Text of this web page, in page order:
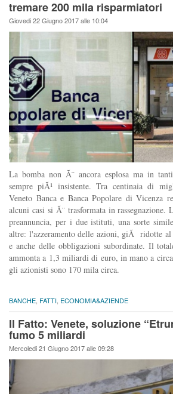
tremare 200 mila risparmiatori
Giovedi 22 Giugno 2017 alle 10:04
La bomba non Ã¨ ancora esplosa ma in
sempre piÃ¹ insistente. Tra centinaia di
Veneto Banca e Banca Popolare di Vicenza
alcuni casi si Ã¨ trasformata in rassegnazione.
preannuncia, per i due istituti, una sorte
altre: l'azzeramento delle azioni, giÃ ridotte
e anche delle obbligazioni subordinate. Il
ammonta a 1,3 miliardi di euro, in mano a
gli azionisti sono 170 mila circa.
BANCHE FATTI ECONOMIA&AZIENDE
Il Fatto: Venete, soluzione
fumo 5 miliardi
Mercoledi 21 Giugno 2017 alle 09:28